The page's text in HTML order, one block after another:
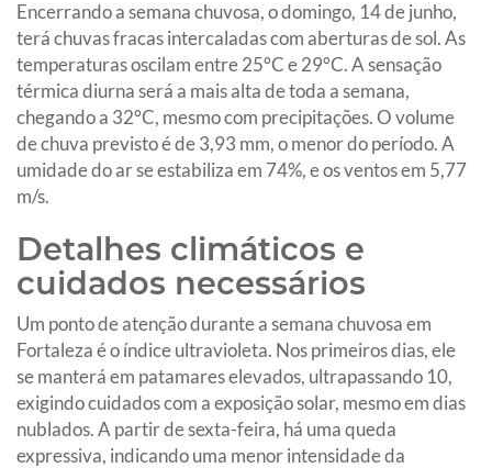
Encerrando a semana chuvosa, o domingo, 14 de junho,
terá chuvas fracas intercaladas com aberturas de sol. As
temperaturas oscilam entre 25°C e 29°C. A sensação
térmica diurna será a mais alta de toda a semana,
chegando a 32°C, mesmo com precipitações. O volume
de chuva previsto é de 3,93 mm, o menor do período. A
umidade do ar se estabiliza em 74%, e os ventos em 5,77
m/s.
Detalhes climáticos e
cuidados necessários
Um ponto de atenção durante a semana chuvosa em
Fortaleza é o índice ultravioleta. Nos primeiros dias, ele
se manterá em patamares elevados, ultrapassando 10,
exigindo cuidados com a exposição solar, mesmo em dias
nublados. A partir de sexta-feira, há uma queda
expressiva, indicando uma menor intensidade da